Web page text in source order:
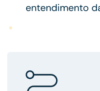
entendimento